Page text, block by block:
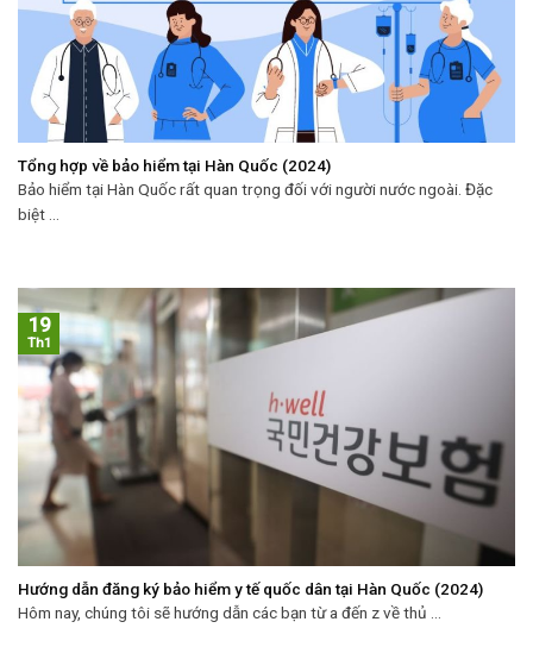
Tổng hợp về bảo hiểm tại Hàn Quốc (2024)
Bảo hiểm tại Hàn Quốc rất quan trọng đối với người nước ngoài. Đặc
biệt ...
Hướng dẫn đăng ký bảo hiểm y tế quốc dân tại Hàn Quốc (2024)
Hôm nay, chúng tôi sẽ hướng dẫn các bạn từ a đến z về thủ ...
19
Th1